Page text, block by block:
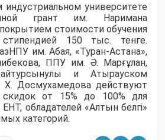
индустриальном университете
грант им. Наримана
стоимости обучения
150 тыс. тенге.
им. Абая, «Туран-Астана»,
ППУ им. Ә. Марғұлан,
и Атырауском
Х. Досмухамедова действуют
от 15% до 100% для
обладателей «Алтын белгі»
категорий.